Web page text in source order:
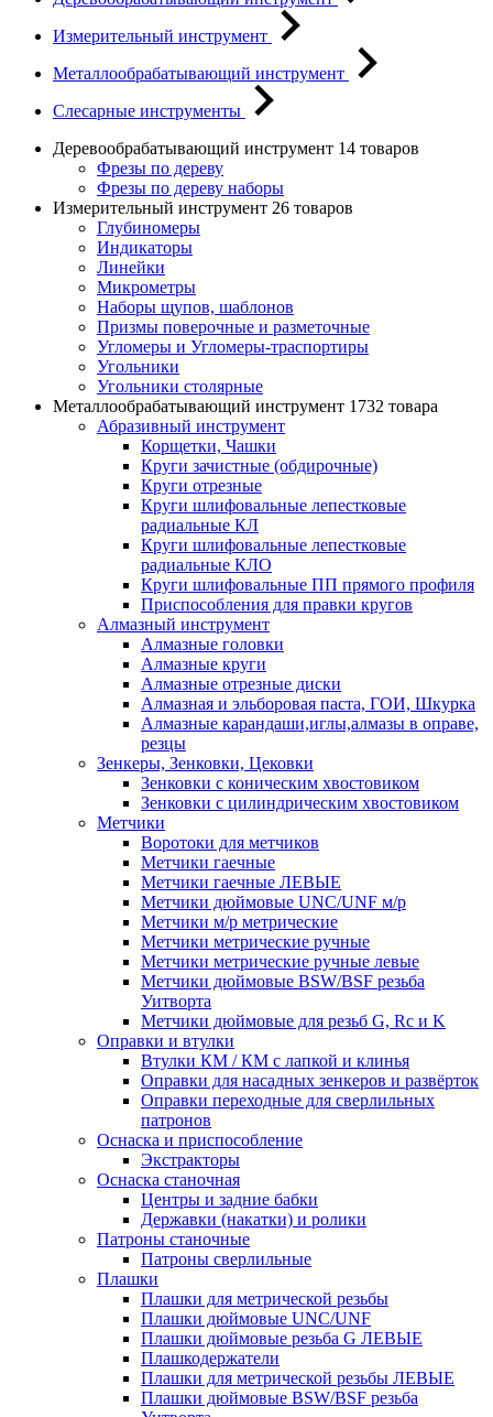
Измерительный инструмент
Металлообрабатывающий инструмент
Слесарные инструменты
Деревообрабатывающий инструмент 14 товаров
Фрезы по дереву
Фрезы по дереву наборы
Измерительный инструмент 26 товаров
Глубиномеры
Индикаторы
Линейки
Микрометры
Наборы щупов, шаблонов
Призмы поверочные и разметочные
Угломеры и Угломеры-траспортиры
Угольники
Угольники столярные
Металлообрабатывающий инструмент 1732 товара
Абразивный инструмент
Корщетки, Чашки
Круги зачистные (обдирочные)
Круги отрезные
Круги шлифовальные лепестковые
радиальные КЛ
Круги шлифовальные лепестковые
радиальные КЛО
Круги шлифовальные ПП прямого профиля
Приспособления для правки кругов
Алмазный инструмент
Алмазные головки
Алмазные круги
Алмазные отрезные диски
Алмазная и эльборовая паста, ГОИ, Шкурка
Алмазные карандаши,иглы,алмазы в оправе,
резцы
Зенкеры, Зенковки, Цековки
Зенковки с коническим хвостовиком
Зенковки с цилиндрическим хвостовиком
Метчики
Воротоки для метчиков
Метчики гаечные
Метчики гаечные ЛЕВЫЕ
Метчики дюймовые UNC/UNF м/р
Метчики м/р метрические
Метчики метрические ручные
Метчики метрические ручные левые
Метчики дюймовые BSW/BSF резьба
Уитворта
Метчики дюймовые для резьб G, Rc и K
Оправки и втулки
Втулки КМ / КМ с лапкой и клинья
Оправки для насадных зенкеров и развёрток
Оправки переходные для сверлильных
патронов
Оснаска и приспособление
Экстракторы
Оснаска станочная
Центры и задние бабки
Державки (накатки) и ролики
Патроны станочные
Патроны сверлильные
Плашки
Плашки для метрической резьбы
Плашки дюймовые UNC/UNF
Плашки дюймовые резьба G ЛЕВЫЕ
Плашкодержатели
Плашки для метрической резьбы ЛЕВЫЕ
Плашки дюймовые BSW/BSF резьба